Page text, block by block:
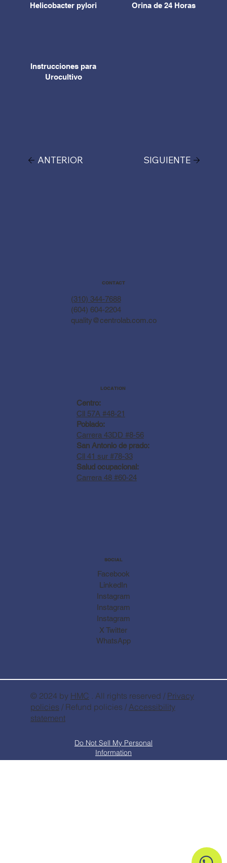
Helicobacter pylori
Orina de 24 Horas
Instrucciones para
Urocultivo
ANTERIOR SIGUIENTE
CONTACT
(310) 344-7688
(604) 604-2204
quality@centrolab.com.co
LOCATION
Centro:
Cll 57A #48-21
Poblado:
Carrera 43DD #8-56
San Antonio de prado:
Cll 41 sur #78-33
Salud ocupacional:
Carrera 48 #60-24
SOCIAL
Facebook
Instagram
LinkedIn
Instagram
Instagram
X Twitter
WhatsApp
Do Not Sell My Personal
Information
© 2024 by HMC . All rights reserved / Privacy
policies / Refund policies /Accessibility
statement